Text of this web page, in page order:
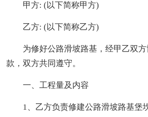
甲方: (以下简称甲方)
乙方: (以下简称乙方)
为修好公路滑坡路基，经甲乙双方
款，双方共同遵守。
一、工程量及内容
1、乙方负责修建公路滑坡路基堡坎